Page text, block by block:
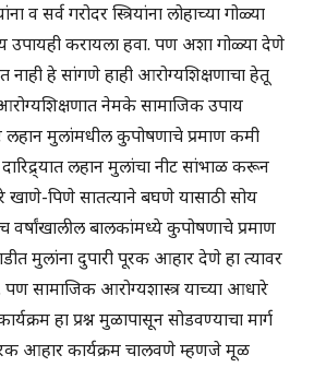
व सर्व गरोदर स्त्रियांना लोहाच्या गोळ्या
करायला हवा. पण अशा गोळ्या देणे
हे सांगणे हाही आरोग्यशिक्षणाचा हेतू
नेमके सामाजिक उपाय
लहान मुलांमधील कुपोषणाचे प्रमाण कमी
दारिद्र्यात लहान मुलांचा नीट सांभाळ करून
खाणे-पिणे सातत्याने बघणे यासाठी सोय
वर्षांखालील बालकांमध्ये कुपोषणाचे प्रमाण
मुलांना दुपारी पूरक आहार देणे हा त्यावर
सामाजिक आरोग्यशास्त्र याच्या आधारे
हा प्रश्न मुळापासून सोडवण्याचा मार्ग
आहार कार्यक्रम चालवणे म्हणजे मूळ